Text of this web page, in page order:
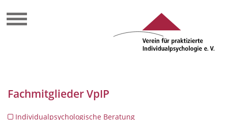
Fachmitglieder VpIP
Individualpsychologische Beratung